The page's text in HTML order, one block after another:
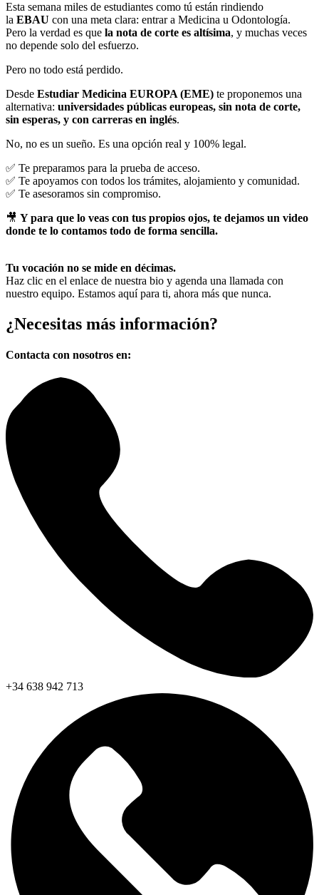
Esta semana miles de estudiantes como tú están rindiendo
la EBAU con una meta clara: entrar a Medicina u Odontología.
Pero la verdad es que la nota de corte es altísima, y muchas veces
no depende solo del esfuerzo.
Pero no todo está perdido.
Desde Estudiar Medicina EUROPA (EME) te proponemos una
alternativa: universidades públicas europeas, sin nota de corte,
sin esperas, y con carreras en inglés.
No, no es un sueño. Es una opción real y 100% legal.
✅ Te preparamos para la prueba de acceso.
✅ Te apoyamos con todos los trámites, alojamiento y comunidad.
✅ Te asesoramos sin compromiso.
🎥 Y para que lo veas con tus propios ojos, te dejamos un video
donde te lo contamos todo de forma sencilla.
Tu vocación no se mide en décimas.
Haz clic en el enlace de nuestra bio y agenda una llamada con
nuestro equipo. Estamos aquí para ti, ahora más que nunca.
¿Necesitas más información?
Contacta con nosotros en:
+34 638 942 713